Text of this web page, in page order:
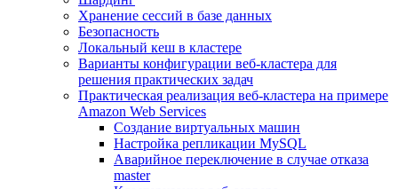
Хранение сессий в базе данных
Безопасность
Локальный кеш в кластере
Варианты конфигурации веб-кластера для
решения практических задач
Практическая реализация веб-кластера на примере
Amazon Web Services
Создание виртуальных машин
Настройка репликации MySQL
Аварийное переключение в случае отказа
master